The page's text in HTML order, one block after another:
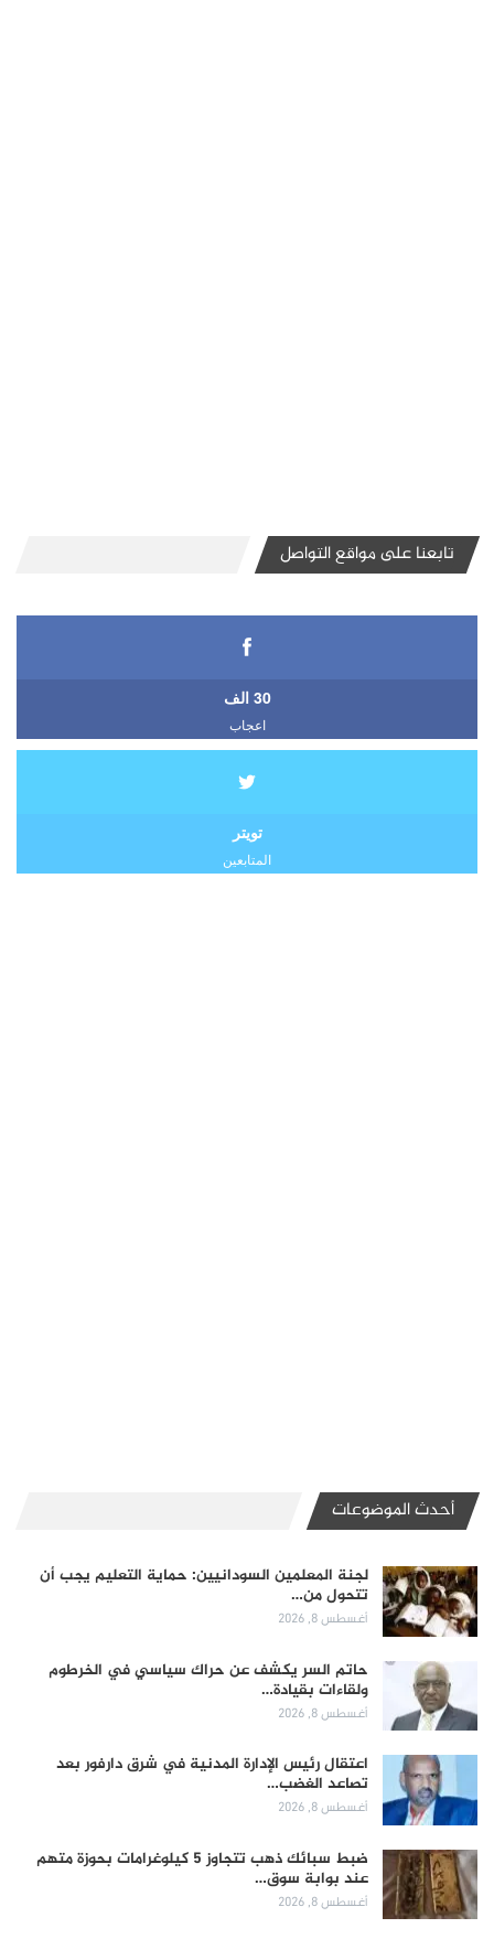
تابعنا على مواقع التواصل
30 الف
اعجاب
تويتر
المتابعين
أحدث الموضوعات
لجنة المعلمين السودانيين: حماية التعليم يجب أن
تتحول من…
أغسطس 8, 2026
حاتم السر يكشف عن حراك سياسي في الخرطوم
ولقاءات بقيادة…
أغسطس 8, 2026
اعتقال رئيس الإدارة المدنية في شرق دارفور بعد
تصاعد الغضب…
أغسطس 8, 2026
ضبط سبائك ذهب تتجاوز 5 كيلوغرامات بحوزة متهم
عند بوابة سوق…
أغسطس 8, 2026